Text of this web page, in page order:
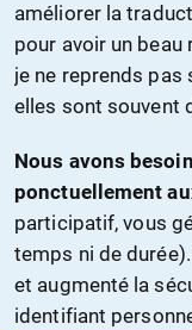
améliorer la
pour avoir un beau
je ne reprends
elles sont souvent
Nous avons
ponctuellement
participatif, vous
temps ni de
et augmenté la
identifiant